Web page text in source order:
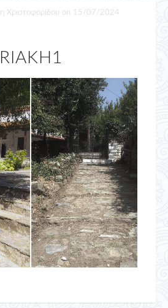
Χριστοφορίδου on 15/07/2024